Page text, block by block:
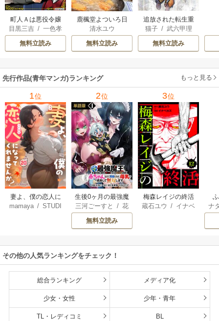
町人Ａは悪役令嬢
をどうしても救い
たい ～どぶと空
と氷の姫君～
目黒三吉 /一色孝
太郎/Parum
無料立読み
鹿楓堂よついろ日
和
清水ユウ
無料立読み
追放された転生重
騎士はゲーム知識
で無双する
猫子/ 武六甲理
衣/じゃいあん
無料立読み
先行作品(青年マンガ)ランキング もっと見る
1位
妻よ、僕の恋人に
なってくれません
mamaya/STUDI
2位
生後0ヶ月の最強魔
王 食べるだけ強
くなるチート能力
持ち転生者だけど
雄たちの母乳で成
長して無双します
三河ごーすと /花
房雪/ マップ
無料立読み
3位
梅森レイジの終活
蔵石ユウ / イナベ
ナ
その他の人気ランキングをチェック！
総合ランキング メディア化
少女・女性 少年・青年
TL・レディコミ BL